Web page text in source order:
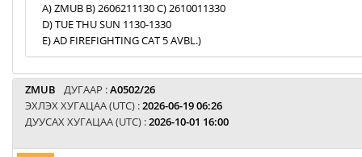
A) ZMUB B) 2606211130 C) 2610011330
D) TUE THU SUN 1130-1330
E) AD FIREFIGHTING CAT 5 AVBL.)
ZMUB ДУГААР :A0502/26
ЭХЛЭХ ХУГАЦАА (UTC) :2026-06-19 06:26
ДУУСАХ ХУГАЦАА (UTC) :2026-10-01 16:00